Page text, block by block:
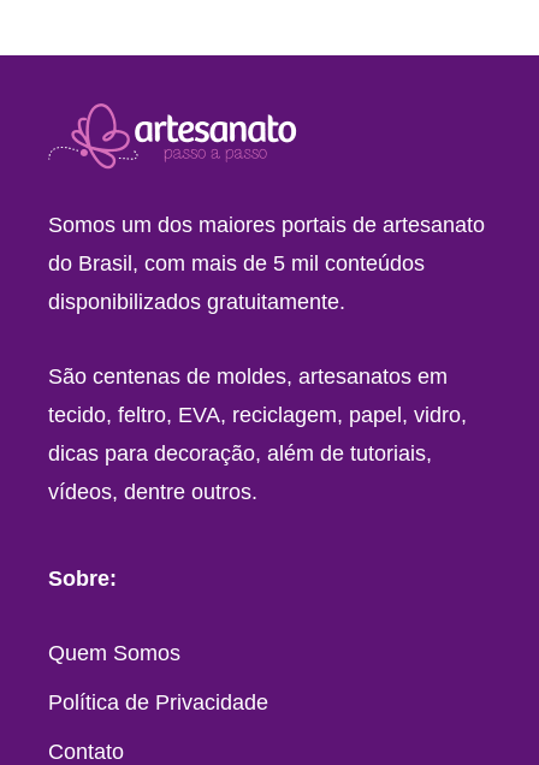
Somos um dos maiores portais de artesanato
do Brasil, com mais de 5 mil conteúdos
disponibilizados gratuitamente.
São centenas de moldes, artesanatos em
tecido, feltro, EVA, reciclagem, papel, vidro,
dicas para decoração, além de tutoriais,
vídeos, dentre outros.
Sobre:
Quem Somos
Política de Privacidade
Contato